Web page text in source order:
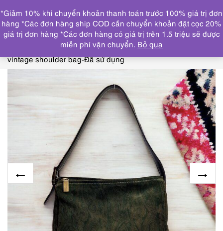
DANH MỤC
Trang chủ TÚI XÁCH
COACH, FURLA, YSL, ETRO,
SAMATHA THAVASA
2574-Túi đeo vai-Etro Paisley
vintage shoulder bag-Đã sử dụng
*Giảm 10% khi chuyển khoản thanh toán trước 100% giá trị đơn
hàng *Các đơn hàng ship COD cần chuyển khoản đặt cọc 20%
giá trị đơn hàng *Các đơn hàng có giá trị trên 1.5 triệu sẽ được
miễn phí vận chuyển. Bỏ qua